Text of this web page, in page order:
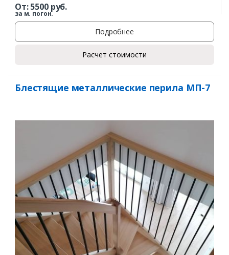
От:5500руб.
за м. погон.
Подробнее
Расчет стоимости
Блестящие металлические перила МП-7